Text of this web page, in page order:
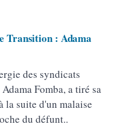
Transition : Adama
des syndicats
Fomba, a tiré sa
la suite d'un malaise
du défunt..